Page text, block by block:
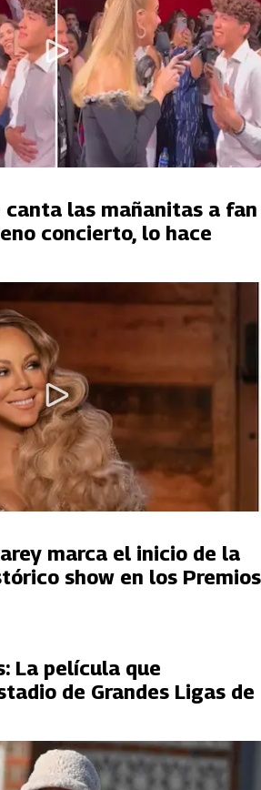
canta las mañanitas a fan
concierto, lo hace
marca el inicio de la
show en los Premios
La película que
de Grandes Ligas de